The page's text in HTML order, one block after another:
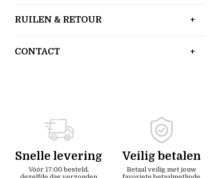
RUILEN & RETOUR
CONTACT
Snelle levering
Vóór 17:00 besteld,
Veilig betalen
Betaal veilig met jouw